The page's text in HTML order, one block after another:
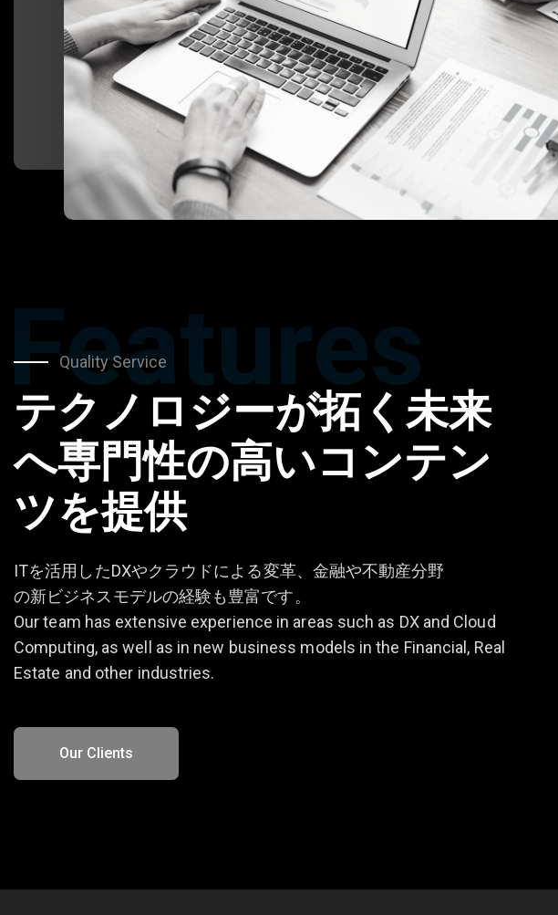
Features
Quality Service
テクノロジーが拓く未来
へ専門性の高いコンテン
ツを提供
ITを活用したDXやクラウドによる変革、金融や不動産分野
の新ビジネスモデルの経験も豊富です。
Our team has extensive experience in areas such as DX and Cloud
Computing, as well as in new business models in the Financial, Real
Estate and other industries.
Our Clients